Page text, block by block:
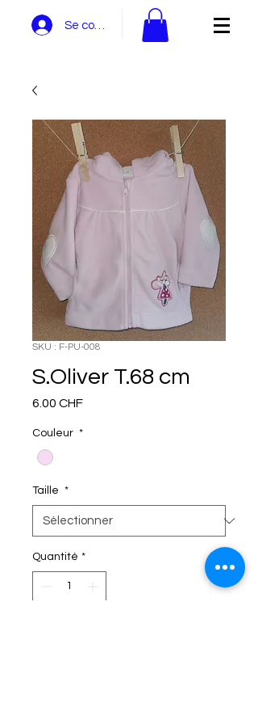
Se connecter
SKU : F-PU-008
S.Oliver T.68 cm
6.00 CHFPrix
Couleur *
Taille *
Quantité *